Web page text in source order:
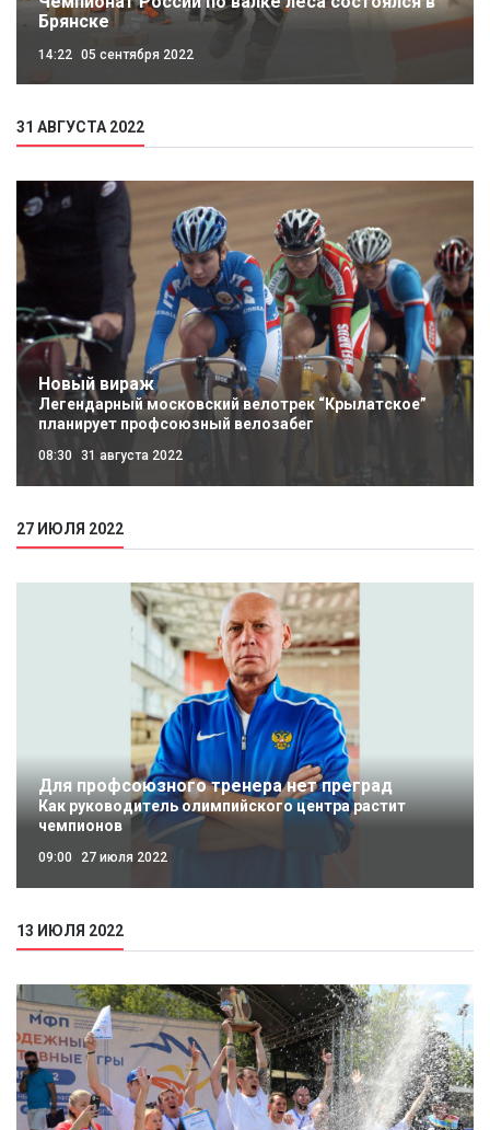
Брянске
14:22 05 сентября 2022
31 АВГУСТА 2022
Новый вираж
Легендарный московский велотрек “Крылатское”
планирует профсоюзный велозабег
08:30 31 августа 2022
27 ИЮЛЯ 2022
Для профсоюзного тренера нет преград
Как руководитель олимпийского центра растит
чемпионов
09:00 27 июля 2022
13 ИЮЛЯ 2022